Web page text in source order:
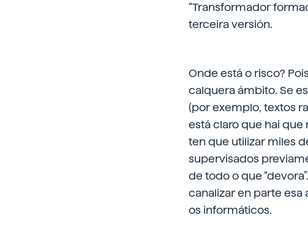
“Transformador
terceira versión.
Onde está o risco?
calquera ámbito. Se
(por exemplo, textos
está claro que hai
ten que utilizar miles
supervisados
de todo o que
canalizar en parte esa
os informáticos.